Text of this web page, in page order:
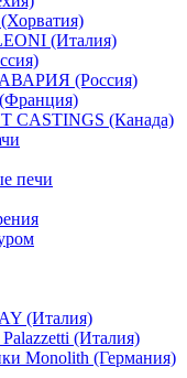
(Италия)
(Россия)
CASTINGS (Канада)
печи
(Италия)
(Италия)
Monolith (Германия)